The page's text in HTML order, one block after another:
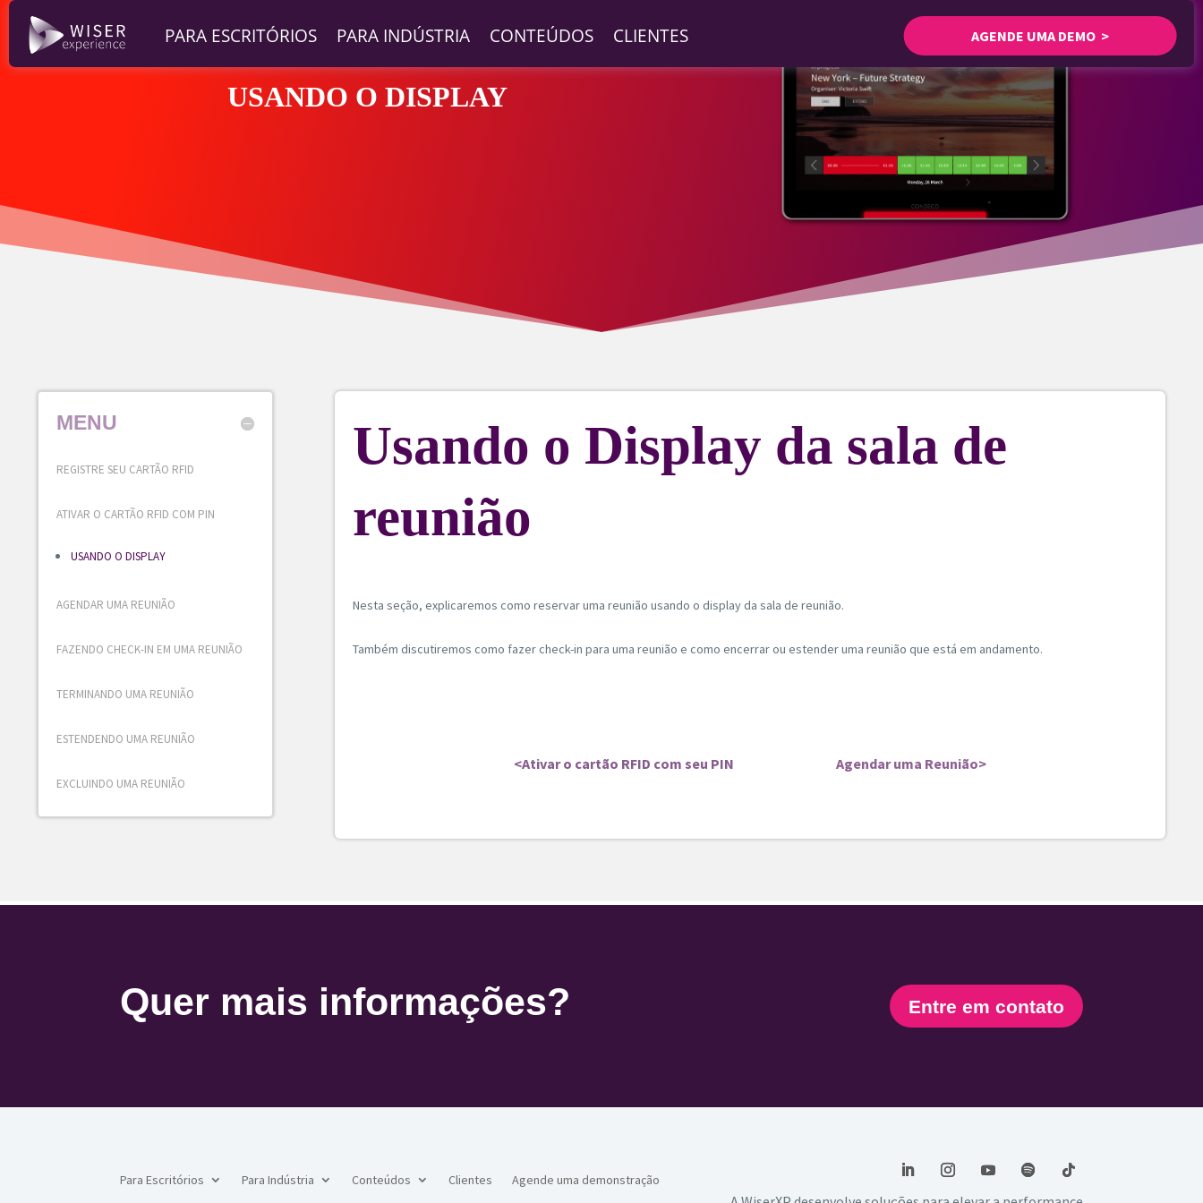
PARA ESCRITÓRIOS PARA INDÚSTRIA CONTEÚDOS CLIENTES AGENDE UMA DEMO >
USANDO O DISPLAY
MENU
REGISTRE SEU CARTÃO RFID
ATIVAR O CARTÃO RFID COM PIN
USANDO O DISPLAY
AGENDAR UMA REUNIÃO
FAZENDO CHECK-IN EM UMA REUNIÃO
TERMINANDO UMA REUNIÃO
ESTENDENDO UMA REUNIÃO
EXCLUINDO UMA REUNIÃO
Usando o Display da sala de
reunião
Nesta seção, explicaremos como reservar uma reunião usando o display da sala de reunião.
Também discutiremos como fazer check-in para uma reunião e como encerrar ou estender uma reunião que está em andamento.
<Ativar o cartão RFID com seu PIN Agendar uma Reunião>
Quer mais informações? Entre em contato
Para Escritórios Para Indústria Conteúdos Clientes Agende uma demonstração